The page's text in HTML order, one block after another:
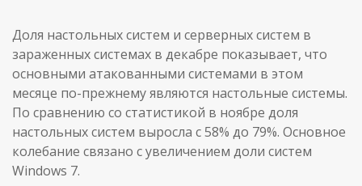
Доля настольных систем и серверных систем в
зараженных системах в декабре показывает, что
основными атакованными системами в этом
месяце по-прежнему являются настольные системы.
По сравнению со статистикой в ноябре доля
настольных систем выросла с 58% до 79%. Основное
колебание связано с увеличением доли систем
Windows 7.